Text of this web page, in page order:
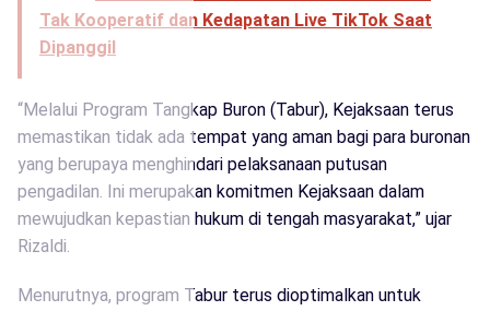
Tak Kooperatif dan Kedapatan Live TikTok Saat
Dipanggil
“Melalui Program Tangkap Buron (Tabur), Kejaksaan terus
memastikan tidak ada tempat yang aman bagi para buronan
yang berupaya menghindari pelaksanaan putusan
pengadilan. Ini merupakan komitmen Kejaksaan dalam
mewujudkan kepastian hukum di tengah masyarakat,” ujar
Rizaldi.
Menurutnya, program Tabur terus dioptimalkan untuk